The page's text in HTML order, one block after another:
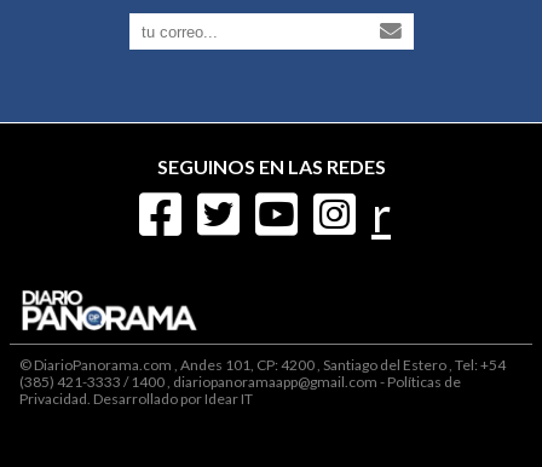
SEGUINOS EN LAS REDES
r
© DiarioPanorama.com , Andes 101, CP: 4200 , Santiago del Estero , Tel: +54
(385) 421-3333 / 1400 , diariopanoramaapp@gmail.com - Políticas de
Privacidad. Desarrollado por Idear IT